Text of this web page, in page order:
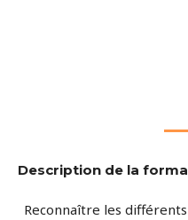
Description de la
Reconnaître les